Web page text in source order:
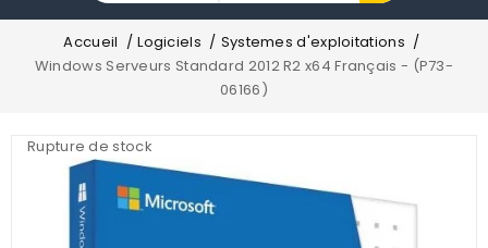
Accueil Logiciels
Systemes d'exploitations
Windows Serveurs Standard 2012 R2 x64 Français - (P73-
06166)
Rupture de stock